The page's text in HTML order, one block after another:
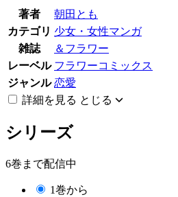
著者
朝田とも
カテゴリ 少女・女性マンガ
雑誌
＆フラワー
レーベル フラワーコミックス
ジャンル 恋愛
詳細を見る とじる
シリーズ
6巻まで配信中
1巻から